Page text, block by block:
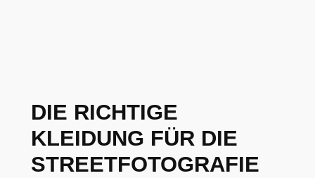
DIE RICHTIGE
KLEIDUNG FÜR DIE
STREETFOTOGRAFIE